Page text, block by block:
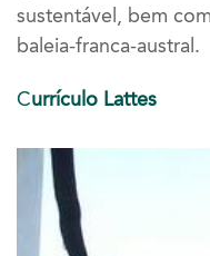
sustentável, bem
baleia-franca-austral.
Currículo Lattes